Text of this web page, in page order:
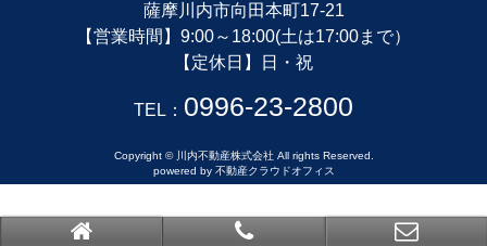
薩摩川内市向田本町17-21
【営業時間】9:00～18:00(土は17:00まで）
【定休日】日・祝
TEL： 0996-23-2800
Copyright © 川内不動産株式会社 All rights Reserved.
powered by 不動産クラウドオフィス